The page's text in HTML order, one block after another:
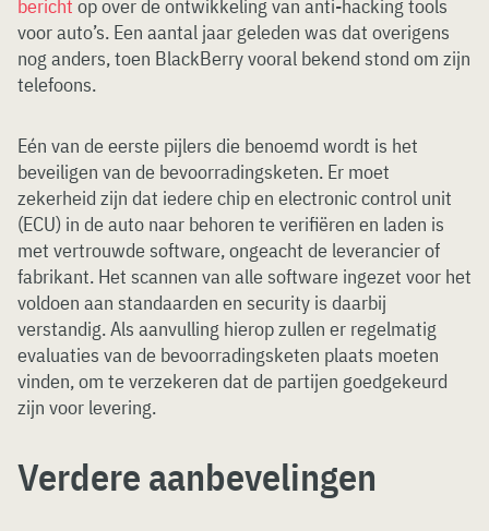
bericht op over de ontwikkeling van anti-hacking tools
voor auto’s. Een aantal jaar geleden was dat overigens
nog anders, toen BlackBerry vooral bekend stond om zijn
telefoons.
Eén van de eerste pijlers die benoemd wordt is het
beveiligen van de bevoorradingsketen. Er moet
zekerheid zijn dat iedere chip en electronic control unit
(ECU) in de auto naar behoren te verifiëren en laden is
met vertrouwde software, ongeacht de leverancier of
fabrikant. Het scannen van alle software ingezet voor het
voldoen aan standaarden en security is daarbij
verstandig. Als aanvulling hierop zullen er regelmatig
evaluaties van de bevoorradingsketen plaats moeten
vinden, om te verzekeren dat de partijen goedgekeurd
zijn voor levering.
Verdere aanbevelingen